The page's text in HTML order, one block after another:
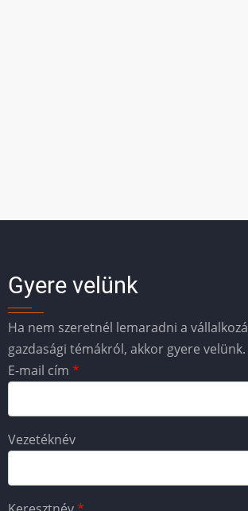
Gyere velünk
Ha nem szeretnél lemaradni a
gazdasági témákról, akkor gyere velünk.
E-mail cím
Vezetéknév